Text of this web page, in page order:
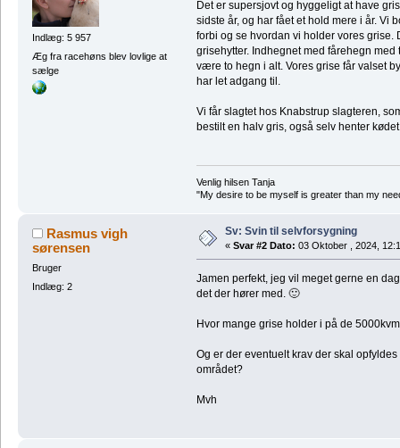
Indlæg: 5 957
Æg fra racehøns blev lovlige at
sælge
Det er supersjovt og hyggeligt at have
sidste år, og har fået et hold mere i år. Vi
forbi og se hvordan vi holder vores grise.
grisehytter. Indhegnet med fårehegn
være to hegn i alt. Vores grise får valset
har let adgang til.
Vi får slagtet hos Knabstrup slagteren,
bestilt en halv gris, også selv henter
Venlig hilsen Tanja
"My desire to be myself is greater than my
Rasmus vigh
sørensen
Bruger
Indlæg: 2
Sv: Svin til selvforsygning
« Svar #2 Dato: 03 Oktober , 2024,
Jamen perfekt, jeg vil meget gerne en
det der hører med. 🙂
Hvor mange grise holder i på de
Og er der eventuelt krav der skal
området?
Mvh